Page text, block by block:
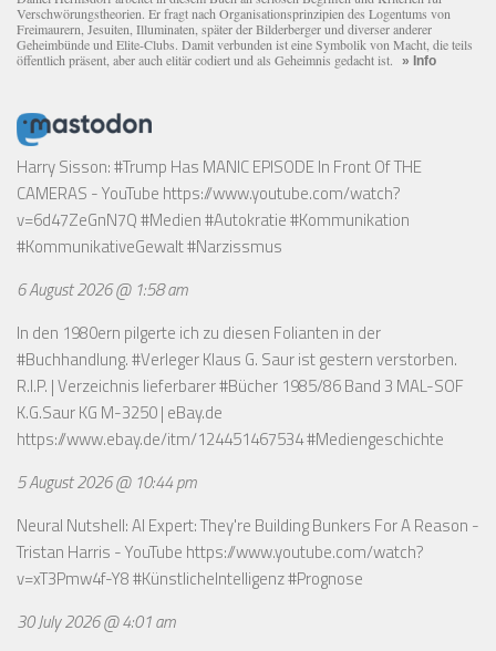
Verschwörungstheorien. Er fragt nach Organisationsprinzipien des Logentums von
Freimaurern, Jesuiten, Illuminaten, später der Bilderberger und diverser anderer
Geheimbünde und Elite-Clubs. Damit verbunden ist eine Symbolik von Macht, die teils
öffentlich präsent, aber auch elitär codiert und als Geheimnis gedacht ist. » Info
Harry Sisson: #Trump Has MANIC EPISODE In Front Of THE
CAMERAS - YouTube https://www.youtube.com/watch?
v=6d47ZeGnN7Q#Medien #Autokratie #Kommunikation
#KommunikativeGewalt #Narzissmus
6 August 2026 @ 1:58 am
In den 1980ern pilgerte ich zu diesen Folianten in der
#Buchhandlung. #Verleger Klaus G. Saur ist gestern verstorben.
R.I.P. | Verzeichnis lieferbarer #Bücher 1985/86 Band 3 MAL-SOF
K.G.Saur KG M-3250 | eBay.de
https://www.ebay.de/itm/124451467534#Mediengeschichte
5 August 2026 @ 10:44 pm
Neural Nutshell: AI Expert: They're Building Bunkers For A Reason -
Tristan Harris - YouTube https://www.youtube.com/watch?
v=xT3Pmw4f-Y8#KünstlicheIntelligenz #Prognose
30 July 2026 @ 4:01 am